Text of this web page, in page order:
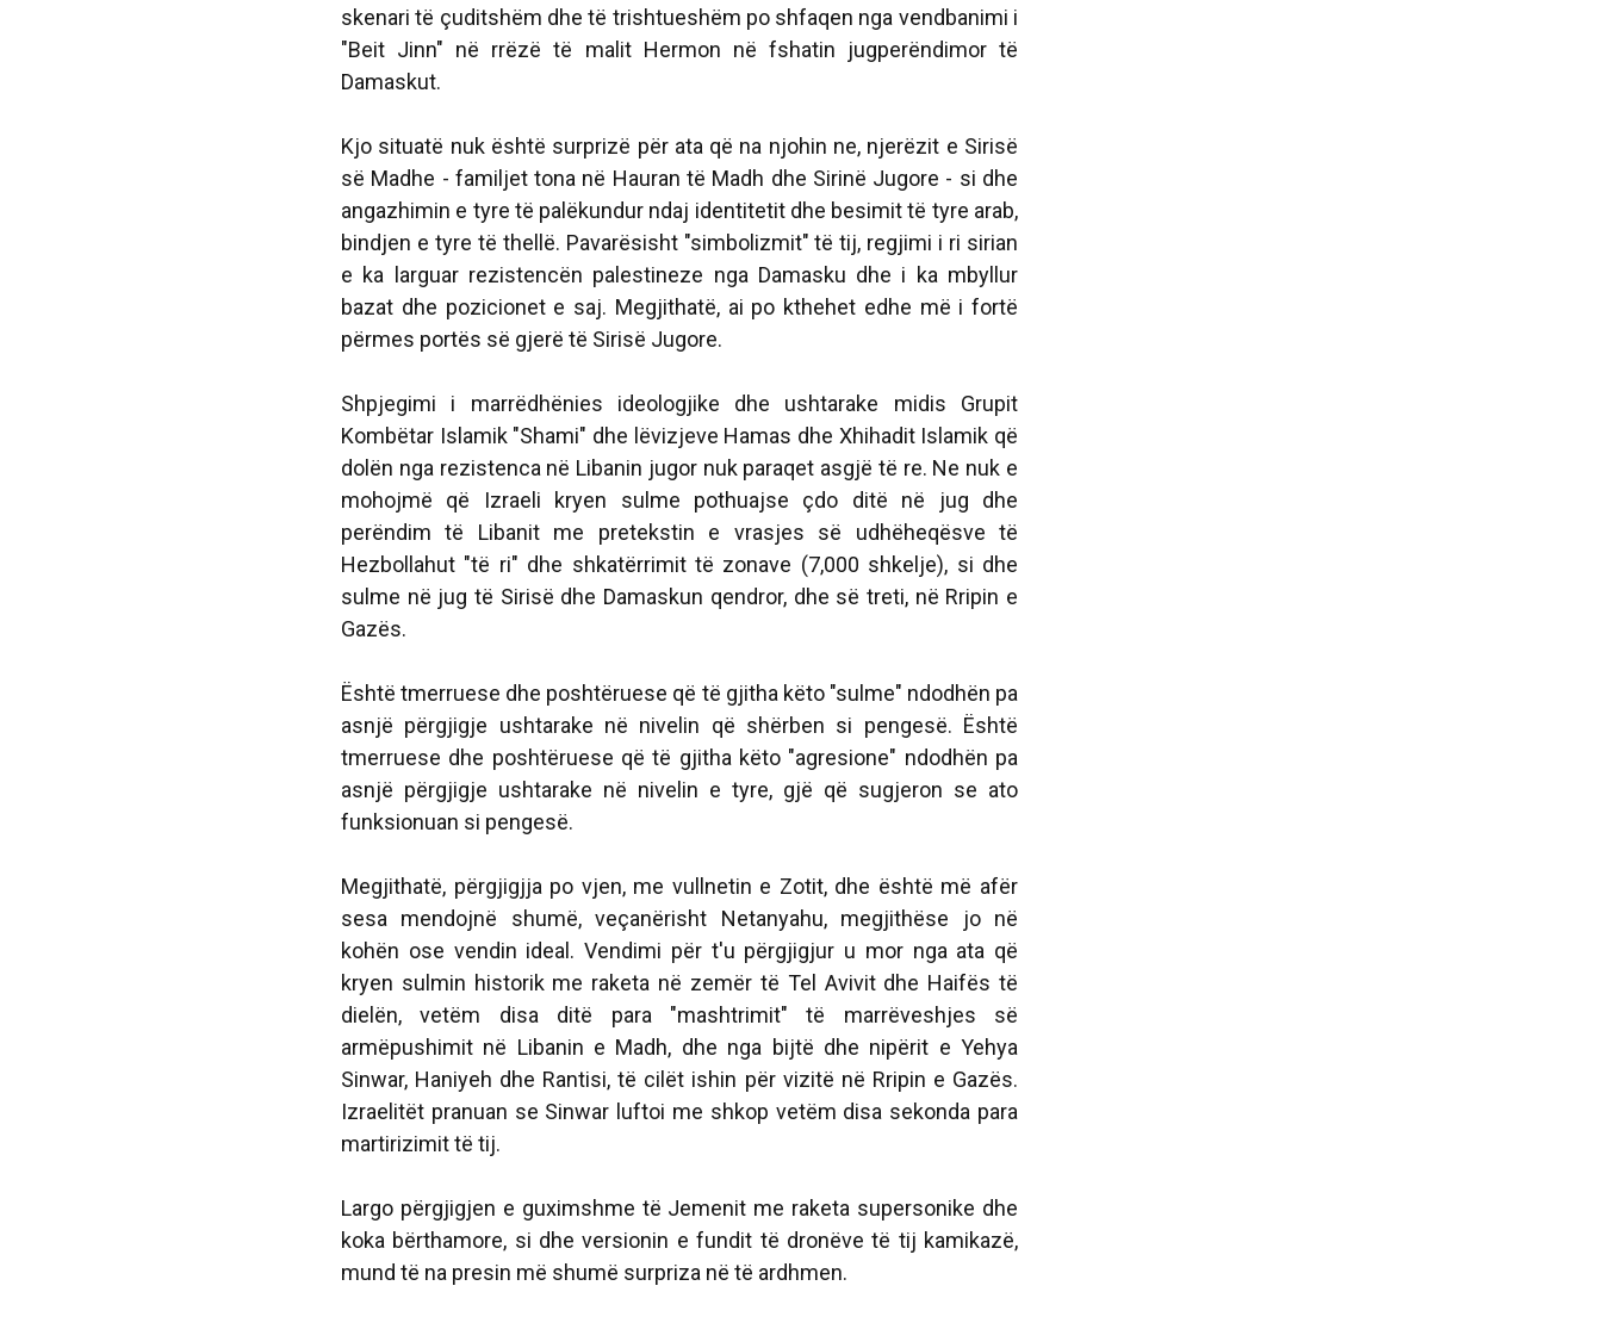
skenari të çuditshëm dhe të trishtueshëm po shfaqen nga vendbanimi i
"Beit Jinn" në rrëzë të malit Hermon në fshatin jugperëndimor të
Damaskut.
Kjo situatë nuk është surprizë për ata që na njohin ne, njerëzit e Sirisë
së Madhe - familjet tona në Hauran të Madh dhe Sirinë Jugore - si dhe
angazhimin e tyre të palëkundur ndaj identitetit dhe besimit të tyre arab,
bindjen e tyre të thellë. Pavarësisht "simbolizmit" të tij, regjimi i ri sirian
e ka larguar rezistencën palestineze nga Damasku dhe i ka mbyllur
bazat dhe pozicionet e saj. Megjithatë, ai po kthehet edhe më i fortë
përmes portës së gjerë të Sirisë Jugore.
Shpjegimi i marrëdhënies ideologjike dhe ushtarake midis Grupit
Kombëtar Islamik "Shami" dhe lëvizjeve Hamas dhe Xhihadit Islamik që
dolën nga rezistenca në Libanin jugor nuk paraqet asgjë të re. Ne nuk e
mohojmë që Izraeli kryen sulme pothuajse çdo ditë në jug dhe
perëndim të Libanit me pretekstin e vrasjes së udhëheqësve të
Hezbollahut "të ri" dhe shkatërrimit të zonave (7,000 shkelje), si dhe
sulme në jug të Sirisë dhe Damaskun qendror, dhe së treti, në Rripin e
Gazës.
Është tmerruese dhe poshtëruese që të gjitha këto "sulme" ndodhën pa
asnjë përgjigje ushtarake në nivelin që shërben si pengesë. Është
tmerruese dhe poshtëruese që të gjitha këto "agresione" ndodhën pa
asnjë përgjigje ushtarake në nivelin e tyre, gjë që sugjeron se ato
funksionuan si pengesë.
Megjithatë, përgjigjja po vjen, me vullnetin e Zotit, dhe është më afër
sesa mendojnë shumë, veçanërisht Netanyahu, megjithëse jo në
kohën ose vendin ideal. Vendimi për t'u përgjigjur u mor nga ata që
kryen sulmin historik me raketa në zemër të Tel Avivit dhe Haifës të
dielën, vetëm disa ditë para "mashtrimit" të marrëveshjes së
armëpushimit në Libanin e Madh, dhe nga bijtë dhe nipërit e Yehya
Sinwar, Haniyeh dhe Rantisi, të cilët ishin për vizitë në Rripin e Gazës.
Izraelitët pranuan se Sinwar luftoi me shkop vetëm disa sekonda para
martirizimit të tij.
Largo përgjigjen e guximshme të Jemenit me raketa supersonike dhe
koka bërthamore, si dhe versionin e fundit të dronëve të tij kamikazë,
mund të na presin më shumë surpriza në të ardhmen.